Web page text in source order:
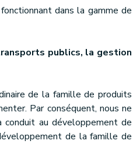
dans la gamme de
publics, la gestion
de la famille de produits
Par conséquent, nous ne
conduit au développement de
de la famille de